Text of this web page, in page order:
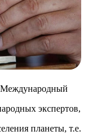
Международный
экспертов,
планеты, т.е.